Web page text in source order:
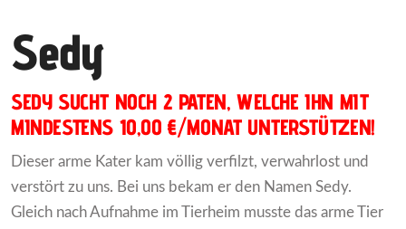
Sedy
SEDY SUCHT NOCH 2 PATEN, WELCHE IHN MIT
MINDESTENS 10,00 €/MONAT UNTERSTÜTZEN!
Dieser arme Kater kam völlig verfilzt, verwahrlost und
verstört zu uns. Bei uns bekam er den Namen Sedy.
Gleich nach Aufnahme im Tierheim musste das arme Tier